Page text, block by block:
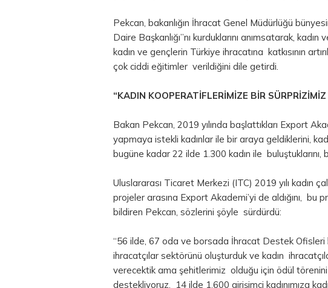
Pekcan, bakanlığın İhracat Genel Müdürlüğü
Daire Başkanlığı”nı kurduklarını anımsatarak,
kadın ve gençlerin Türkiye ihracatına katkısının
çok ciddi eğitimler verildiğini dile getirdi.
“KADIN KOOPERATİFLERİMİZE BİR
Bakan Pekcan, 2019 yılında başlattıkları Export
yapmaya istekli kadınlar ile bir araya geldiklerini,
bugüne kadar 22 ilde 1.300 kadın ile
Uluslararası Ticaret Merkezi (ITC) 2019 yılı kadın
projeler arasına Export Akademi’yi de aldığını, bu
bildiren Pekcan, sözlerini şöyle sürdürdü:
“56 ilde, 67 oda ve borsada İhracat Destek Ofisleri
ihracatçılar sektörünü oluşturduk ve kadın
verecektik ama şehitlerimiz olduğu için ödül
destekliyoruz. 14 ilde 1.600 girişimci kadınımıza